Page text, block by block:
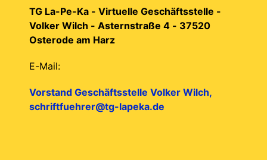
TG La-Pe-Ka - Virtuelle Geschäftsstelle -
Volker Wilch - Asternstraße 4 - 37520
Osterode am Harz
E-Mail:
Vorstand Geschäftsstelle Volker Wilch,
schriftfuehrer@tg-lapeka.de